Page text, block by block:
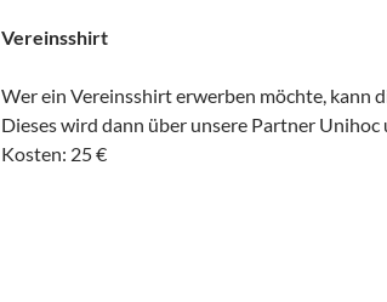
Vereinsshirt
Wer ein Vereinsshirt erwerben möchte, kann
Dieses wird dann über unsere Partner
Kosten: 25 €